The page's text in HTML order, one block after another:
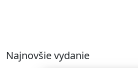
Najnovšie vydanie